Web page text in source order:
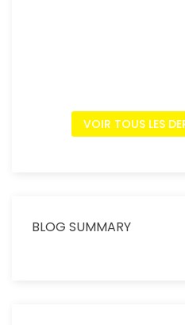
VOIR TOUS LES
BLOG SUMMARY